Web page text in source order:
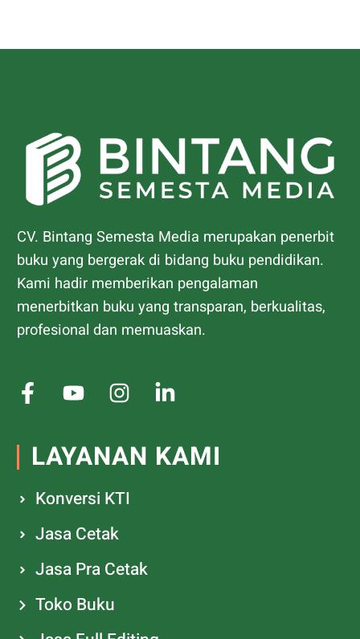
CV. Bintang Semesta Media merupakan penerbit
buku yang bergerak di bidang buku pendidikan.
Kami hadir memberikan pengalaman
menerbitkan buku yang transparan, berkualitas,
profesional dan memuaskan.
LAYANAN KAMI
Konversi KTI
Jasa Cetak
Jasa Pra Cetak
Toko Buku